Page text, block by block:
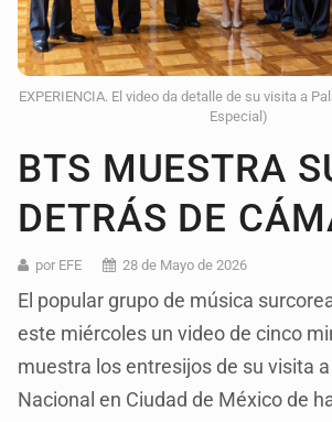
EXPERIENCIA. El video da detalle de su visita a
Especial)
BTS MUESTRA
DETRÁS DE
por EFE 28 de Mayo de 2026
El popular grupo de música
este miércoles un video de cinco
muestra los entresijos de su visita
Nacional en Ciudad de México de